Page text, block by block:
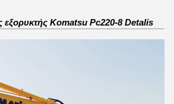
εξορυκτής Komatsu Pc220-8 Detalis